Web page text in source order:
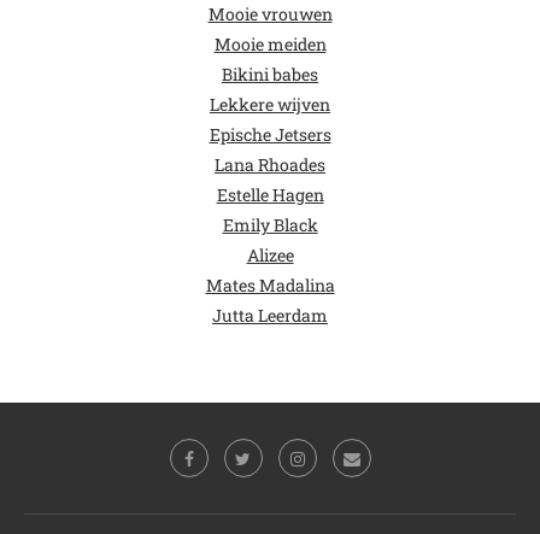
Mooie vrouwen
Mooie meiden
Bikini babes
Lekkere wijven
Epische Jetsers
Lana Rhoades
Estelle Hagen
Emily Black
Alizee
Mates Madalina
Jutta Leerdam